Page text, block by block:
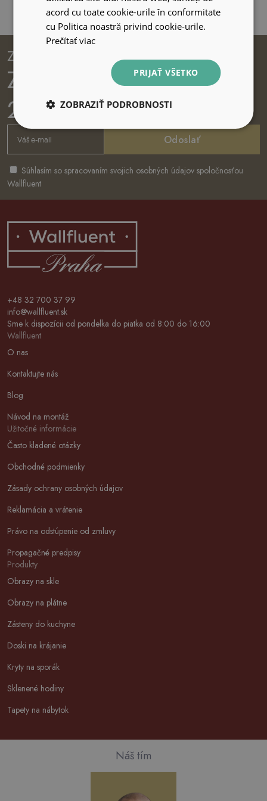
Zapisz się na newsletter
Získajte poukážku na
2€ voucher
Odoslať
Súhlasím so spracovaním svojich osobných údajov spoločnosťou
Wallfluent
+48 32 700 37 99
info@wallfluent.sk
Sme k dispozícii od pondelka do piatka od 8:00 do 16:00
Wallfluent
O nas
Kontaktujte nás
Blog
Návod na montáž
Užitočné informácie
Často kladené otázky
Obchodné podmienky
Zásady ochrany osobných údajov
Reklamácia a vrátenie
Právo na odstúpenie od zmluvy
Propagačné predpisy
Produkty
Obrazy na skle
Obrazy na plátne
Zásteny do kuchyne
Doski na krájanie
Kryty na sporák
Sklenené hodiny
Tapety na nábytok
Náš tím
acord cu toate cookie-urile în conformitate
cu Politica noastră privind cookie-urile.
Prečítať viac
PRIJAŤ VŠETKO
ZOBRAZIŤ PODROBNOSTI